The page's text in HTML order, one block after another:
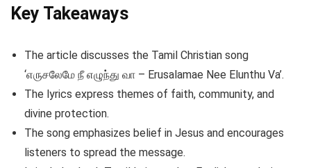
Key Takeaways
The article discusses the Tamil Christian song
‘எருசலேமே நீ எழுந்து வா – Erusalamae Nee Elunthu Va’.
The lyrics express themes of faith, community, and
divine protection.
The song emphasizes belief in Jesus and encourages
listeners to spread the message.